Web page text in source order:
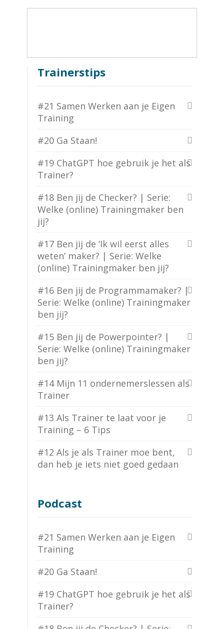
Trainerstips
#21 Samen Werken aan je Eigen
Training
#20 Ga Staan!
#19 ChatGPT hoe gebruik je het als
Trainer?
#18 Ben jij de Checker? | Serie:
Welke (online) Trainingmaker ben
jij?
#17 Ben jij de ‘Ik wil eerst alles
weten’ maker? | Serie: Welke
(online) Trainingmaker ben jij?
#16 Ben jij de Programmamaker? |
Serie: Welke (online) Trainingmaker
ben jij?
#15 Ben jij de Powerpointer? |
Serie: Welke (online) Trainingmaker
ben jij?
#14 Mijn 11 ondernemerslessen als
Trainer
#13 Als Trainer te laat voor je
Training – 6 Tips
#12 Als je als Trainer moe bent,
dan heb je iets niet goed gedaan
Podcast
#21 Samen Werken aan je Eigen
Training
#20 Ga Staan!
#19 ChatGPT hoe gebruik je het als
Trainer?